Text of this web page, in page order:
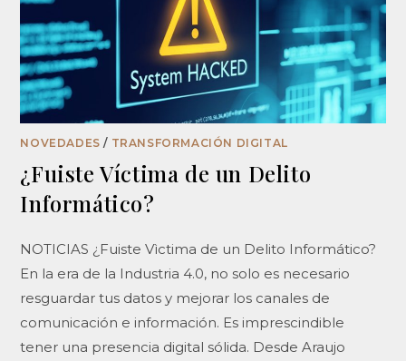
NOVEDADES / TRANSFORMACIÓN DIGITAL
¿Fuiste Víctima de un Delito
Informático?
NOTICIAS ¿Fuiste Vìctima de un Delito Informático?
En la era de la Industria 4.0, no solo es necesario
resguardar tus datos y mejorar los canales de
comunicación e información. Es imprescindible
tener una presencia digital sólida. Desde Araujo